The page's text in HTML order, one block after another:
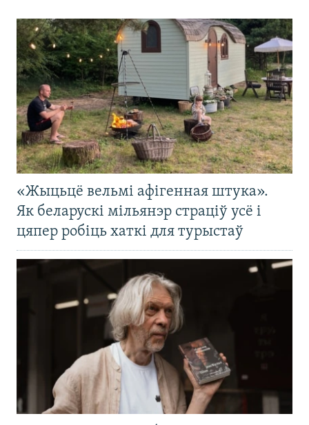
«Жыцьцё вельмі афігенная штука».
Як беларускі мільянэр страціў усё і
цяпер робіць хаткі для турыстаў